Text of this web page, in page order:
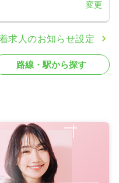
変更
求人のお知らせ設定
路線・駅から探す